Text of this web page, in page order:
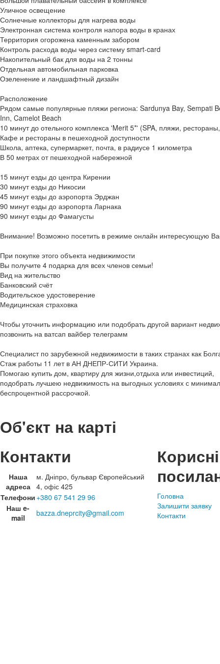
Уличное освещение
Солнечные коллекторы для нагрева воды
Электронная система контроля напора воды в кранах
Территория огорожена каменным забором
Контроль расхода воды через систему smart-card
Накопительный бак для воды на 2 тонны
Отдельная автомобильная парковка
Озеленение и ландшафтный дизайн
Расположение
Рядом самые популярные пляжи региона: Sardunya Bay, Sempati
Inn, Camelot Beach
10 минут до отельного комплекса 'Merit 5*' (SPA, пляжи,
Кафе и рестораны в пешеходной доступности
Школа, аптека, супермаркет, почта, в радиусе 1 километра
В 50 метрах от пешеходной набережной
15 минут езды до центра Кирении
30 минут езды до Никосии
45 минут езды до аэропорта Эрджан
90 минут езды до аэропорта Ларнака
90 минут езды до Фамагусты
Внимание! Возможно посетить в режиме онлайн интересующую
При покупке этого объекта недвижимости
Вы получите 4 подарка для всех членов семьи!
Вид на жительство
Банковский счёт
Водительское удостоверение
Медицинская страховка
Чтобы уточнить информацию или подобрать другой вариант
позвонить на ватсап вайбер телеграмм
Специалист по зарубежной недвижимости в таких странах как
Стаж работы 11 лет в АН ДНЕПР-СИТИ Украина.
Помогаю купить дом, квартиру для жизни,отдыха или инвестиций,
подобрать лучшею недвижимость на выгодных условиях с
беспроцентной рассрочкой.
Об'єкт на карті
Контакти
Наша
адреса
м. Дніпро, бульвар Європейський
4, офіс 425
Телефони +380 67 541 29 96
Наш e-
mail
bazza.dneprcity@gmail.com
Корисні
Головна
Залишити заявку
Контакти